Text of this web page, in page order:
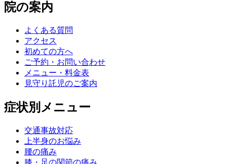
院の案内
よくある質問
アクセス
初めての方へ
ご予約・お問い合わせ
メニュー・料金表
見守り託児のご案内
症状別メニュー
交通事故対応
上半身のお悩み
腰の痛み
膝・足の関節の痛み